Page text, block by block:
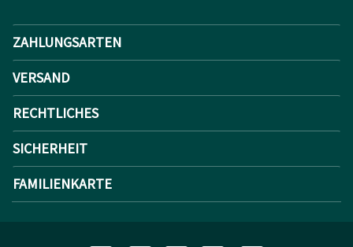
ZAHLUNGSARTEN
VERSAND
RECHTLICHES
SICHERHEIT
FAMILIENKARTE